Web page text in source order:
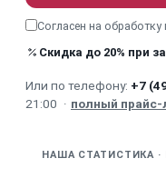
Не работает /
Неисправна
Согласен на обработку
Скидка до 20% при
Или по телефону: +7
21:00 · полный прайс-
НАША СТАТИСТИКА ·